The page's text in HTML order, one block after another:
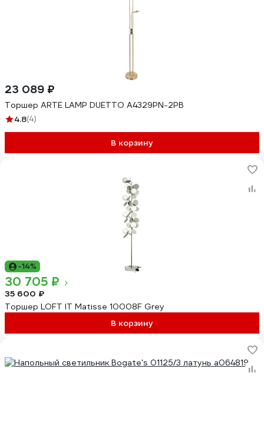
23 089 ₽
Торшер ARTE LAMP DUETTO A4329PN-2PB
4.8(4)
В корзину
-14%
30 705 ₽
35 600 ₽
Торшер LOFT IT Matisse 10008F Grey
В корзину